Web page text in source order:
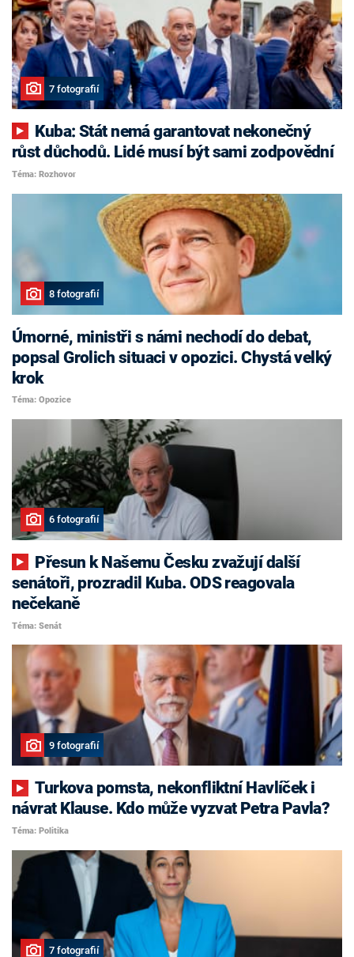
7 fotografií
růst důchodů. Lidé musí být sami zodpovědní
Téma: Rozhovor
8 fotografií
Úmorné, ministři s námi nechodí do debat,
popsal Grolich situaci v opozici. Chystá velký
krok
Téma: Opozice
6 fotografií
senátoři, prozradil Kuba. ODS reagovala
nečekaně
Téma: Senát
9 fotografií
Turkova pomsta, nekonfliktní Havlíček i
návrat Klause. Kdo může vyzvat Petra Pavla?
Téma: Politika
7 fotografií